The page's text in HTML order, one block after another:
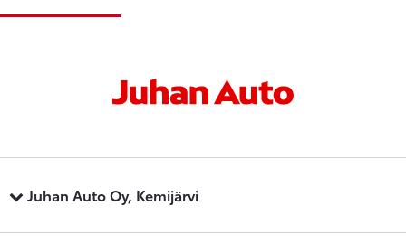
Juhan Auto Oy, Kemijärvi